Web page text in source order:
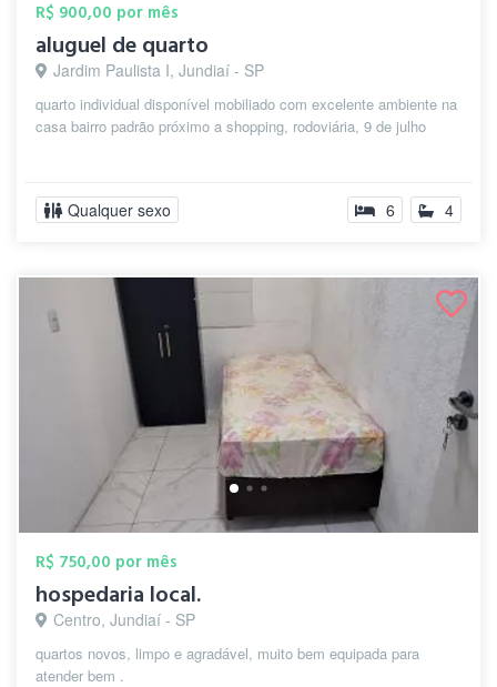
R$ 900,00 por mês
aluguel de quarto
Jardim Paulista I, Jundiaí - SP
quarto individual disponível mobiliado com excelente ambiente na
casa bairro padrão próximo a shopping, rodoviária, 9 de julho
Qualquer sexo 6 4
R$ 750,00 por mês
hospedaria local.
Centro, Jundiaí - SP
quartos novos, limpo e agradável, muito bem equipada para
atender bem .